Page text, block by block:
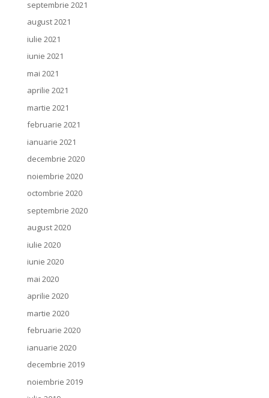
septembrie 2021
august 2021
iulie 2021
iunie 2021
mai 2021
aprilie 2021
martie 2021
februarie 2021
ianuarie 2021
decembrie 2020
noiembrie 2020
octombrie 2020
septembrie 2020
august 2020
iulie 2020
iunie 2020
mai 2020
aprilie 2020
martie 2020
februarie 2020
ianuarie 2020
decembrie 2019
noiembrie 2019